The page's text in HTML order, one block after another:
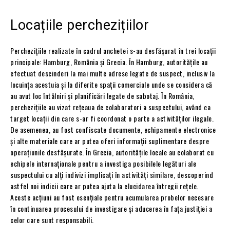
Locațiile perchezițiilor
Perchezițiile realizate în cadrul anchetei s-au desfășurat în trei locații
principale: Hamburg, România și Grecia. În Hamburg, autoritățile au
efectuat descinderi la mai multe adrese legate de suspect, inclusiv la
locuința acestuia și la diferite spații comerciale unde se considera că
au avut loc întâlniri și planificări legate de sabotaj. În România,
perchezițiile au vizat rețeaua de colaboratori a suspectului, având ca
target locații din care s-ar fi coordonat o parte a activităților ilegale.
De asemenea, au fost confiscate documente, echipamente electronice
și alte materiale care ar putea oferi informații suplimentare despre
operațiunile desfășurate. În Grecia, autoritățile locale au colaborat cu
echipele internaționale pentru a investiga posibilele legături ale
suspectului cu alți indivizi implicați în activități similare, descoperind
astfel noi indicii care ar putea ajuta la elucidarea întregii rețele.
Aceste acțiuni au fost esențiale pentru acumularea probelor necesare
în continuarea procesului de investigare și aducerea în fața justiției a
celor care sunt responsabili.